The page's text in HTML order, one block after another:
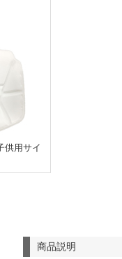
用サイ
商品説明